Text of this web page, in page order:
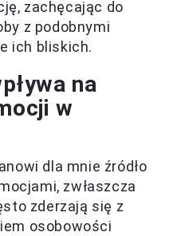
zachęcając do
z podobnymi
ich bliskich.
na
w
dla mnie źródło
zwłaszcza
zderzają się z
osobowości